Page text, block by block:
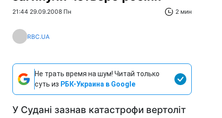
21:44 29.09.2008 Пн 2 мин
RBC.UA
Не трать время на шум! Читай только
суть из РБК-Украина в Google
У Судані зазнав катастрофи вертоліт